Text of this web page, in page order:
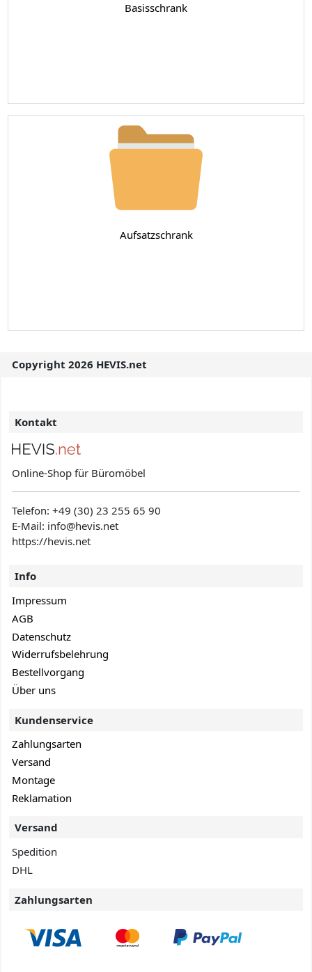
Basisschrank
Aufsatzschrank
Copyright 2026 HEVIS.net
Kontakt
Online-Shop für Büromöbel
Telefon:+49 (30) 23 255 65 90
E-Mail: info@hevis.net
https://hevis.net
Info
Impressum
AGB
Datenschutz
Widerrufsbelehrung
Bestellvorgang
Über uns
Kundenservice
Zahlungsarten
Versand
Montage
Reklamation
Versand
Spedition
DHL
Zahlungsarten